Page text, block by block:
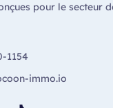
pour le secteur
1154
immo.io